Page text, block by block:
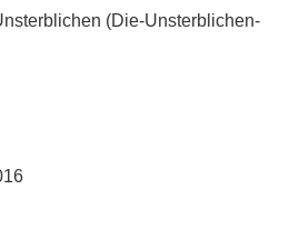
(Die-Unsterblichen-